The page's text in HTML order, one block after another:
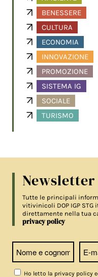
BENESSERE
CULTURA
ECONOMIA
INNOVAZIONE
PROMOZIONE
SISTEMA IG
SOCIALE
TURISMO
Newsletter
Tutte le principali
vitivinicoli DOP IGP
direttamente nella tua
privacy policy
Ho letto la privacy policy